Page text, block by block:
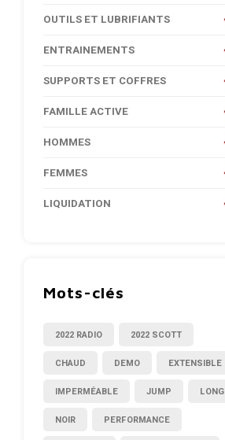
OUTILS ET LUBRIFIANTS
ENTRAINEMENTS
SUPPORTS ET COFFRES
FAMILLE ACTIVE
HOMMES
FEMMES
LIQUIDATION
Mots-clés
2022 RADIO 2022 SCOTT
CHAUD DEMO EXTENSIBLE
IMPERMÉABLE JUMP LONG
NOIR PERFORMANCE